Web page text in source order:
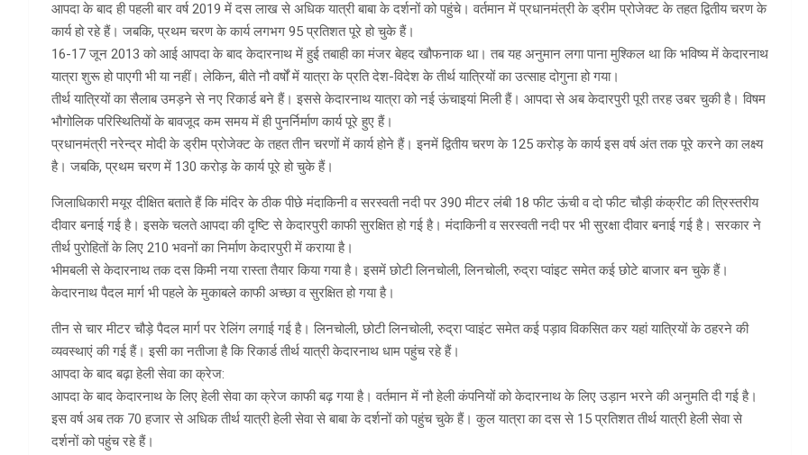
आपदा के बाद ही पहली बार वर्ष 2019 में दस लाख से अधिक यात्री बाबा के दर्शनों को पहुंचे। वर्तमान में प्रधानमंत्री के ड्रीम प्रोजेक्ट के तहत द्वितीय चरण के
कार्य हो रहे हैं। जबकि, प्रथम चरण के कार्य लगभग 95 प्रतिशत पूरे हो चुके हैं।
16-17 जून 2013 को आई आपदा के बाद केदारनाथ में हुई तबाही का मंजर बेहद खौफनाक था। तब यह अनुमान लगा पाना मुश्किल था कि भविष्य में केदारनाथ
यात्रा शुरू हो पाएगी भी या नहीं। लेकिन, बीते नौ वर्षों में यात्रा के प्रति देश-विदेश के तीर्थ यात्रियों का उत्साह दोगुना हो गया।
तीर्थ यात्रियों का सैलाब उमड़ने से नए रिकार्ड बने हैं। इससे केदारनाथ यात्रा को नई ऊंचाइयां मिली हैं। आपदा से अब केदारपुरी पूरी तरह उबर चुकी है। विषम
भौगोलिक परिस्थितियों के बावजूद कम समय में ही पुनर्निर्माण कार्य पूरे हुए हैं।
प्रधानमंत्री नरेन्द्र मोदी के ड्रीम प्रोजेक्ट के तहत तीन चरणों में कार्य होने हैं। इनमें द्वितीय चरण के 125 करोड़ के कार्य इस वर्ष अंत तक पूरे करने का लक्ष्य
है। जबकि, प्रथम चरण में 130 करोड़ के कार्य पूरे हो चुके हैं।
जिलाधिकारी मयूर दीक्षित बताते हैं कि मंदिर के ठीक पीछे मंदाकिनी व सरस्वती नदी पर 390 मीटर लंबी 18 फीट ऊंची व दो फीट चौड़ी कंक्रीट की त्रिस्तरीय
दीवार बनाई गई है। इसके चलते आपदा की दृष्टि से केदारपुरी काफी सुरक्षित हो गई है। मंदाकिनी व सरस्वती नदी पर भी सुरक्षा दीवार बनाई गई है। सरकार ने
तीर्थ पुरोहितों के लिए 210 भवनों का निर्माण केदारपुरी में कराया है।
भीमबली से केदारनाथ तक दस किमी नया रास्ता तैयार किया गया है। इसमें छोटी लिनचोली, लिनचोली, रुद्रा प्वांइट समेत कई छोटे बाजार बन चुके हैं।
केदारनाथ पैदल मार्ग भी पहले के मुकाबले काफी अच्छा व सुरक्षित हो गया है।
तीन से चार मीटर चौड़े पैदल मार्ग पर रेलिंग लगाई गई है। लिनचोली, छोटी लिनचोली, रुद्रा प्वाइंट समेत कई पड़ाव विकसित कर यहां यात्रियों के ठहरने की
व्यवस्थाएं की गई हैं। इसी का नतीजा है कि रिकार्ड तीर्थ यात्री केदारनाथ धाम पहुंच रहे हैं।
आपदा के बाद बढ़ा हेली सेवा का क्रेज:
आपदा के बाद केदारनाथ के लिए हेली सेवा का क्रेज काफी बढ़ गया है। वर्तमान में नौ हेली कंपनियों को केदारनाथ के लिए उड़ान भरने की अनुमति दी गई है।
इस वर्ष अब तक 70 हजार से अधिक तीर्थ यात्री हेली सेवा से बाबा के दर्शनों को पहुंच चुके हैं। कुल यात्रा का दस से 15 प्रतिशत तीर्थ यात्री हेली सेवा से
दर्शनों को पहुंच रहे हैं।